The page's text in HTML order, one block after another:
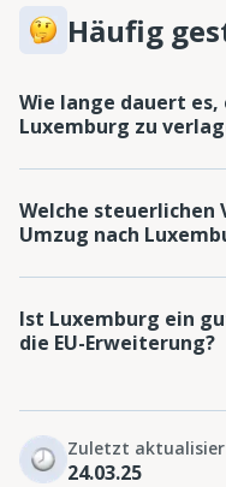
Häufig
Wie lange dauert
Luxemburg zu
Welche
Umzug nach
Ist Luxemburg ein
die EU-Erweiterung?
Zuletzt
24.03.25